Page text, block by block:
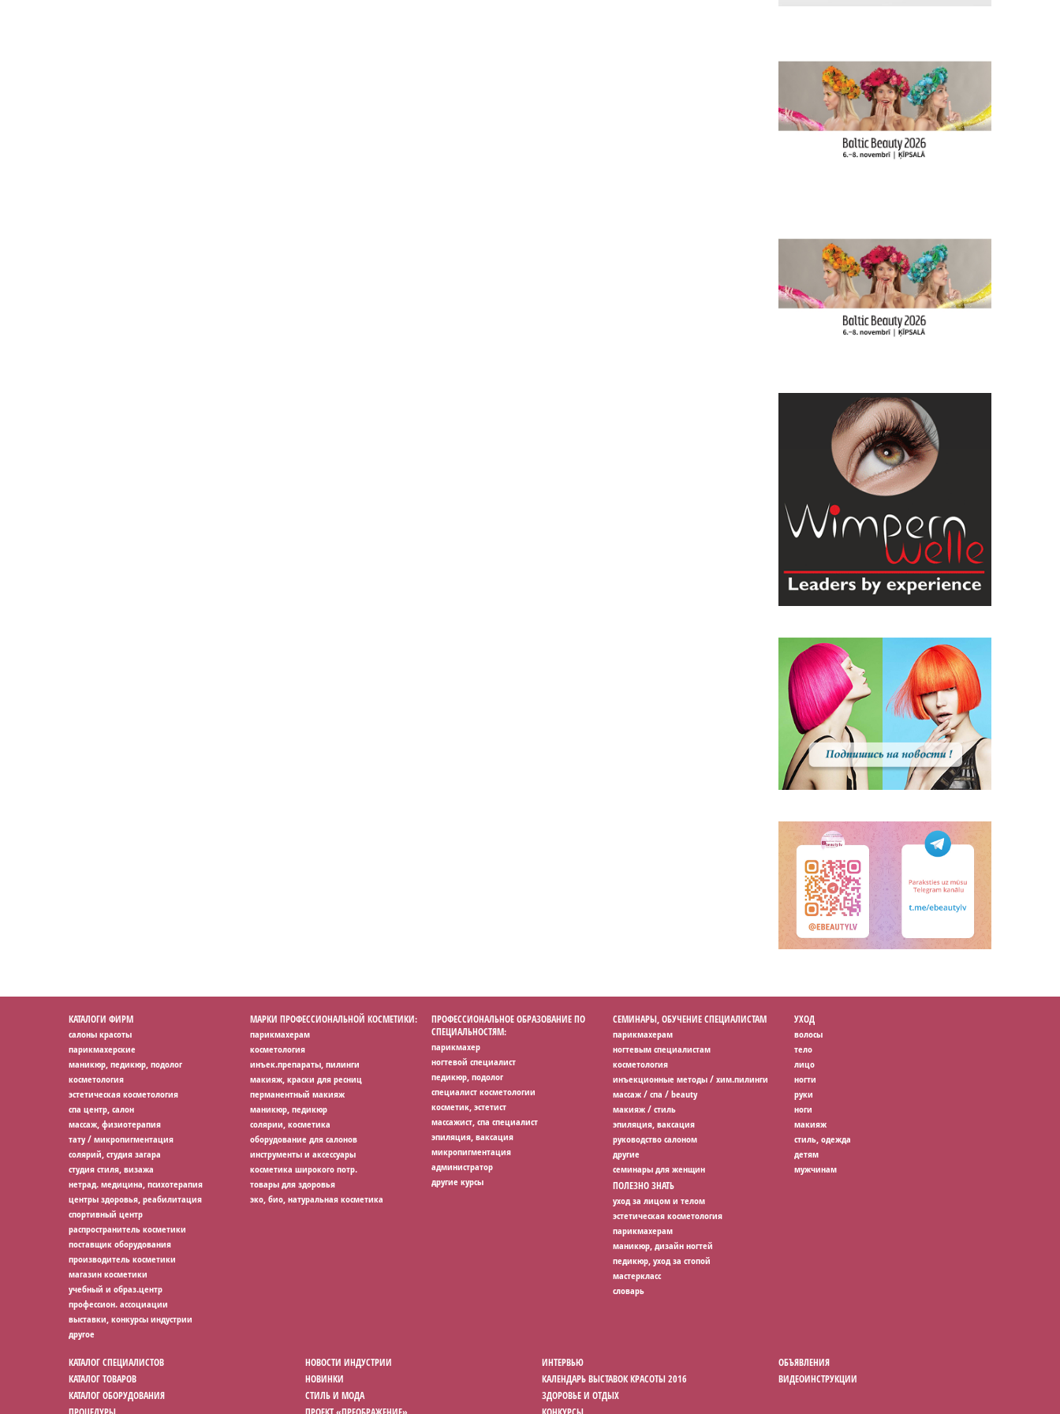
КАТАЛОГИ ФИРМ
салоны красоты
парикмахерские
маникюр, педикюр, подолог
косметология
эстетическая косметология
спа центр, салон
массаж, физиотерапия
тату / микропигментация
солярий, студия загара
студия стиля, визажа
нетрад. медицина, психотерапия
центры здоровья, реабилитация
спортивный центр
распространитель косметики
поставщик оборудования
производитель косметики
магазин косметики
учебный и образ.центр
профессион. ассоциации
выставки, конкурсы индустрии
другое
МАРКИ ПРОФЕССИОНАЛЬНОЙ КОСМЕТИКИ:
парикмахерам
косметология
инъек.препараты, пилинги
макияж, краски для ресниц
перманентный макияж
маникюр, педикюр
солярии, косметика
оборудование для салонов
инструменты и аксессуары
косметика широкого потр.
товары для здоровья
эко, био, натуральная косметика
ПРОФЕССИОНАЛЬНОЕ ОБРАЗОВАНИЕ ПО
СПЕЦИАЛЬНОСТЯМ:
парикмахер
ногтевой специалист
педикюр, подолог
специалист косметологии
косметик, эстетист
массажист, спа специалист
эпиляция, ваксация
микропигментация
администратор
другие курсы
СЕМИНАРЫ, ОБУЧЕНИЕ СПЕЦИАЛИСТАМ
парикмахерам
ногтевым специалистам
косметология
инъекционные методы / хим.пилинги
массаж / спа / beauty
макияж / стиль
эпиляция, ваксация
руководство салоном
другие
семинары для женщин
УХОД
волосы
тело
лицо
ногти
руки
ноги
макияж
стиль, одежда
детям
мужчинам
ПОЛЕЗНО ЗНАТЬ
уход за лицом и телом
эстетическая косметология
парикмахерам
маникюр, дизайн ногтей
педикюр, уход за стопой
мастеркласс
словарь
КАТАЛОГ СПЕЦИАЛИСТОВ
КАТАЛОГ ТОВАРОВ
КАТАЛОГ ОБОРУДОВАНИЯ
НОВОСТИ ИНДУСТРИИ
НОВИНКИ
СТИЛЬ И МОДА
ИНТЕРВЬЮ
КАЛЕНДАРЬ ВЫСТАВОК КРАСОТЫ 2016
ЗДОРОВЬЕ И ОТДЫХ
ОБЪЯВЛЕНИЯ
ВИДЕОИНСТРУКЦИИ